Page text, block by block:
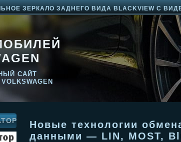
ЗЕРКАЛО ЗАДНЕГО ВИДА BLACKVIEW С
САЙТ
Новые технологии
данными — LIN, MOST,